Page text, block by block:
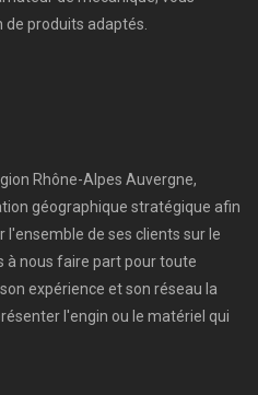
produits adaptés.
Rhône-Alpes Auvergne,
géographique stratégique afin
de ses clients sur le
à nous faire part pour toute
expérience et son réseau la
l'engin ou le matériel qui